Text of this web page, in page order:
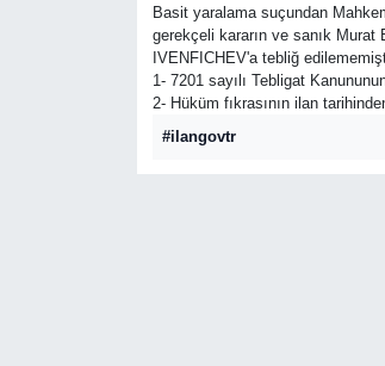
Basit yaralama suçundan
gerekçeli kararın ve sanık
IVENFICHEV'a tebliğ
1- 7201 sayılı Tebligat
2- Hüküm fıkrasının ilan
#ilangovtr
Son Dakika Haberleri
Haber Arşivi